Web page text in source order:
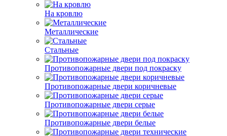
На кровлю
Металлические
Стальные
Противопожарные двери под покраску
Противопожарные двери коричневые
Противопожарные двери серые
Противопожарные двери белые